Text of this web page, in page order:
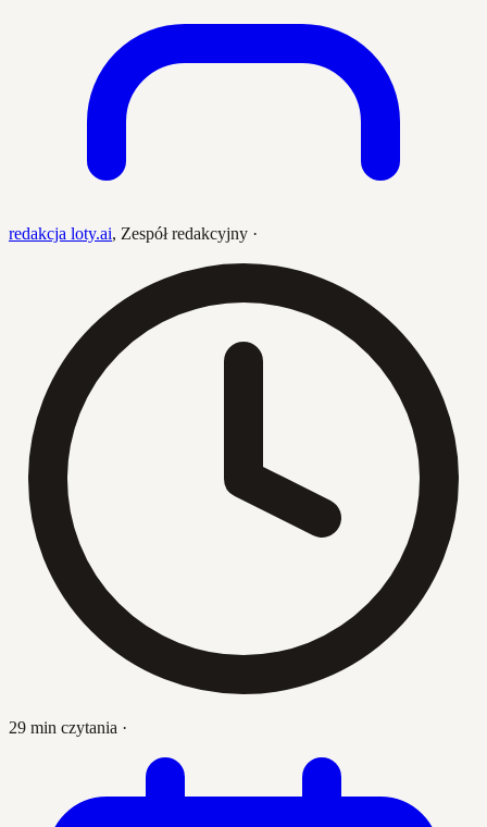
redakcja loty.ai, Zespół redakcyjny ·
29 min czytania ·